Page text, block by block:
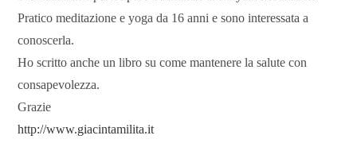
Pratico meditazione e yoga da 16 anni e sono interessata a
conoscerla.
Ho scritto anche un libro su come mantenere la salute con
consapevolezza.
Grazie
http://www.giacintamilita.it